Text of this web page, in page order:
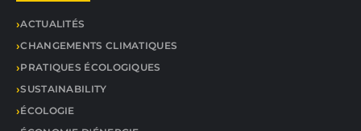
ACTUALITÉS
CHANGEMENTS CLIMATIQUES
PRATIQUES ÉCOLOGIQUES
SUSTAINABILITY
ÉCOLOGIE